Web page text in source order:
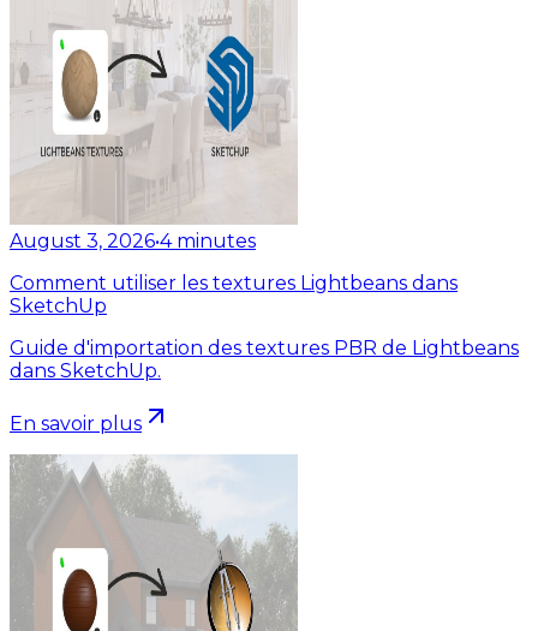
August 3, 2026•4 minutes
Comment utiliser les textures Lightbeans dans
SketchUp
Guide d'importation des textures PBR de Lightbeans
dans SketchUp.
En savoir plus